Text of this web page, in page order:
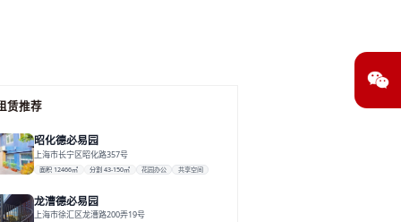
赁推荐
昭化德必易园
上海市长宁区昭化路357号
面积 12466㎡ 分割 43-150㎡ 花园办公 共享空间
龙漕德必易园
上海市徐汇区龙漕路200弄19号